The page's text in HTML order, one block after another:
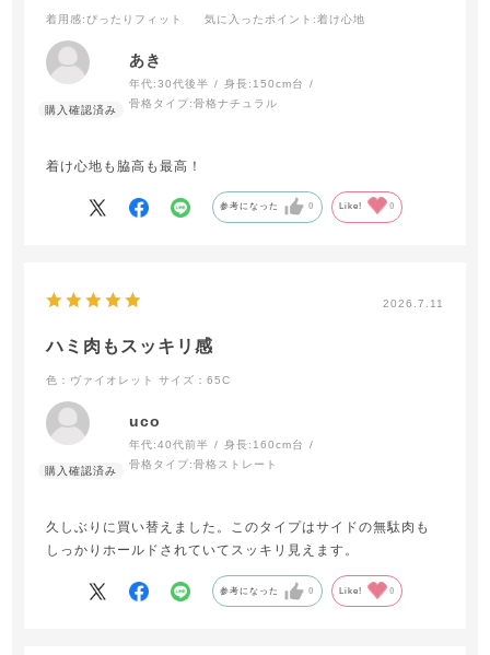
着用感:ぴったりフィット 気に入ったポイント :着け心地
あき
年代:30代後半 身長: 150cm台
骨格タイプ:骨格ナチュラル
着け心地も脇高も最高！
参考になった 0 Like! 0
2026.7.11
ハミ肉もスッキリ感
色：ヴァイオレット サイズ：65C
uco
年代:40代前半 身長: 160cm台
骨格タイプ:骨格ストレート
久しぶりに買い替えました。このタイプはサイドの無駄肉も
しっかりホールドされていてスッキリ見えます。
参考になった 0 Like! 0